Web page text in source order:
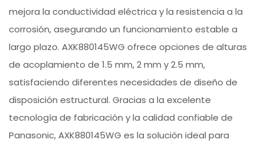
mejora la conductividad eléctrica y la resistencia a la
corrosión, asegurando un funcionamiento estable a
largo plazo. AXK880145WG ofrece opciones de alturas
de acoplamiento de 1.5 mm, 2 mm y 2.5 mm,
satisfaciendo diferentes necesidades de diseño de
disposición estructural. Gracias a la excelente
tecnología de fabricación y la calidad confiable de
Panasonic, AXK880145WG es la solución ideal para